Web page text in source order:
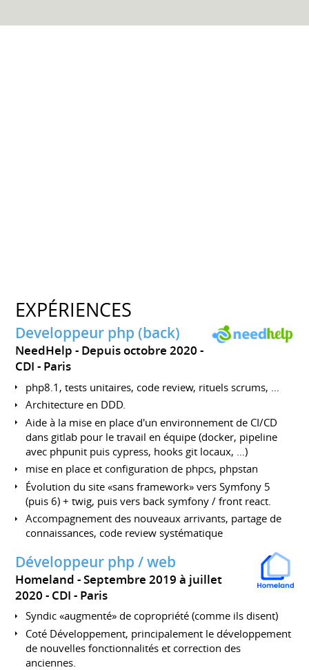
EXPÉRIENCES
Developpeur php (back)
NeedHelp
Depuis octobre 2020
CDI
Paris
php8.1, tests unitaires, code review, rituels scrums, …
Architecture en DDD.
Aide à la mise en place d'un environnement de CI/CD
dans gitlab pour le travail en équipe (docker, pipeline
avec phpunit puis cypress, hooks git locaux, …)
mise en place et configuration de phpcs, phpstan
Évolution du site «sans framework» vers Symfony 5
(puis 6) + twig, puis vers back symfony / front react.
Accompagnement des nouveaux arrivants, partage de
connaissances, code review systématique
Développeur php / web
Homeland
Septembre 2019 à juillet
2020 CDI Paris
Syndic «augmenté» de copropriété (comme ils disent)
Coté Développement, principalement le développement
de nouvelles fonctionnalités et correction des
anciennes.